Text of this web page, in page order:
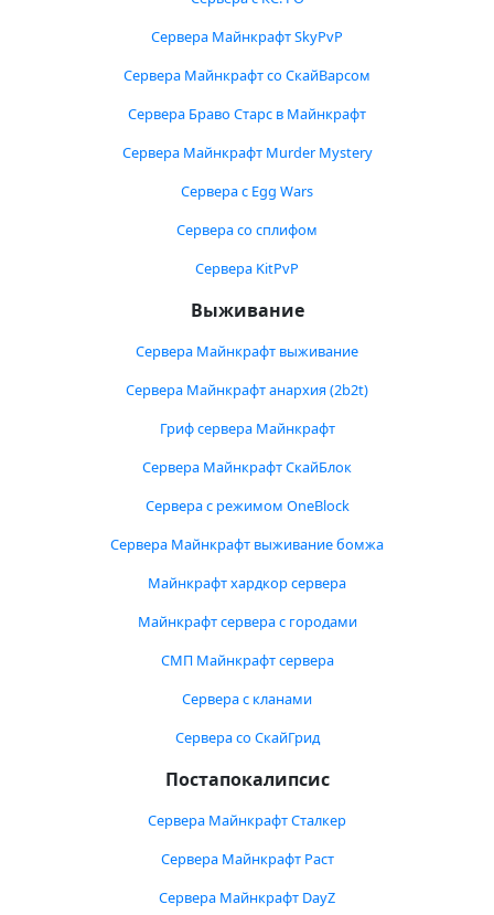
Сервера Майнкрафт SkyPvP
Сервера Майнкрафт со СкайВарсом
Сервера Браво Старс в Майнкрафт
Сервера Майнкрафт Murder Mystery
Сервера с Egg Wars
Сервера со сплифом
Сервера KitPvP
Выживание
Сервера Майнкрафт выживание
Сервера Майнкрафт анархия (2b2t)
Гриф сервера Майнкрафт
Сервера Майнкрафт СкайБлок
Сервера с режимом OneBlock
Сервера Майнкрафт выживание бомжа
Майнкрафт хардкор сервера
Майнкрафт сервера с городами
СМП Майнкрафт сервера
Сервера с кланами
Сервера со СкайГрид
Постапокалипсис
Сервера Майнкрафт Сталкер
Сервера Майнкрафт Раст
Сервера Майнкрафт DayZ